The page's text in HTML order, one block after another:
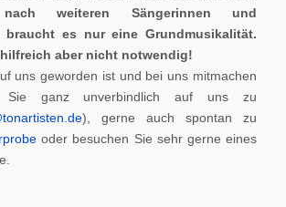
nach weiteren Sängerinnen und
braucht es nur eine Grundmusikalität.
aber nicht notwendig!
uns geworden ist und bei uns mitmachen
Sie ganz unverbindlich auf uns zu
), gerne auch spontan zu
oder besuchen Sie sehr gerne eines